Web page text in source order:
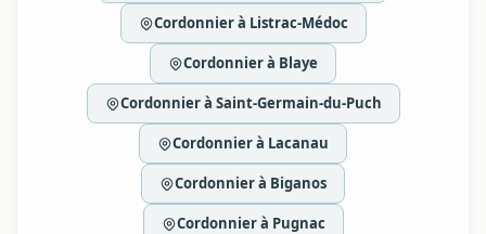
Cordonnier à Listrac-Médoc
Cordonnier à Blaye
Cordonnier à Saint-Germain-du-Puch
Cordonnier à Lacanau
Cordonnier à Biganos
Cordonnier à Pugnac